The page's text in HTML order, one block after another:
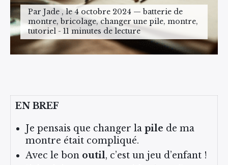
Par Jade , le 4 octobre 2024 — batterie de
montre, bricolage, changer une pile, montre,
tutoriel - 11 minutes de lecture
EN BREF
Je pensais que changer la pile de ma
montre était compliqué.
Avec le bon outil, c’est un jeu d’enfant !